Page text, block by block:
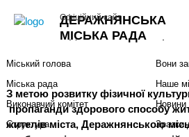
ДЕРАЖНЯНСЬКА
МІСЬКА РАДА
Офіційний сайт+ Створити
З метою розвитку фізичної
пропаганди здорового способу
жителів міста, Деражнянською
Міська влада
Міський голова
Міська рада
Виконавчий комітет
Структура
Вони
Наше
Новини
Зразки